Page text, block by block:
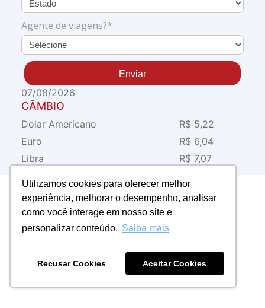
Utilizamos cookies para oferecer melhor
experiência, melhorar o desempenho, analisar
como você interage em nosso site e
personalizar conteúdo. Saiba mais
Recusar Cookies Aceitar Cookies
Agente de viagens?*
Enviar
07/08/2026
CÂMBIO
Dolar Americano
R$ 5,22
Euro
R$ 6,04
Libra
R$ 7,07